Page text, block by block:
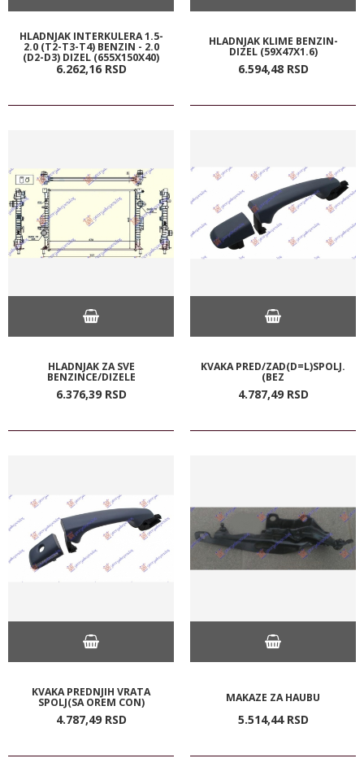
HLADNJAK INTERKULERA 1.5-
2.0 (T2-T3-T4) BENZIN - 2.0
(D2-D3) DIZEL (655X150X40)
6.262,16 RSD
HLADNJAK KLIME BENZIN-
DIZEL (59X47X1.6)
6.594,48 RSD
HLADNJAK ZA SVE
BENZINCE/DIZELE
6.376,39 RSD
KVAKA PRED/ZAD(D=L)SPOLJ.
(BEZ
4.787,49 RSD
KVAKA PREDNJIH VRATA
SPOLJ(SA OREM CON)
4.787,49 RSD
MAKAZE ZA HAUBU
5.514,44 RSD